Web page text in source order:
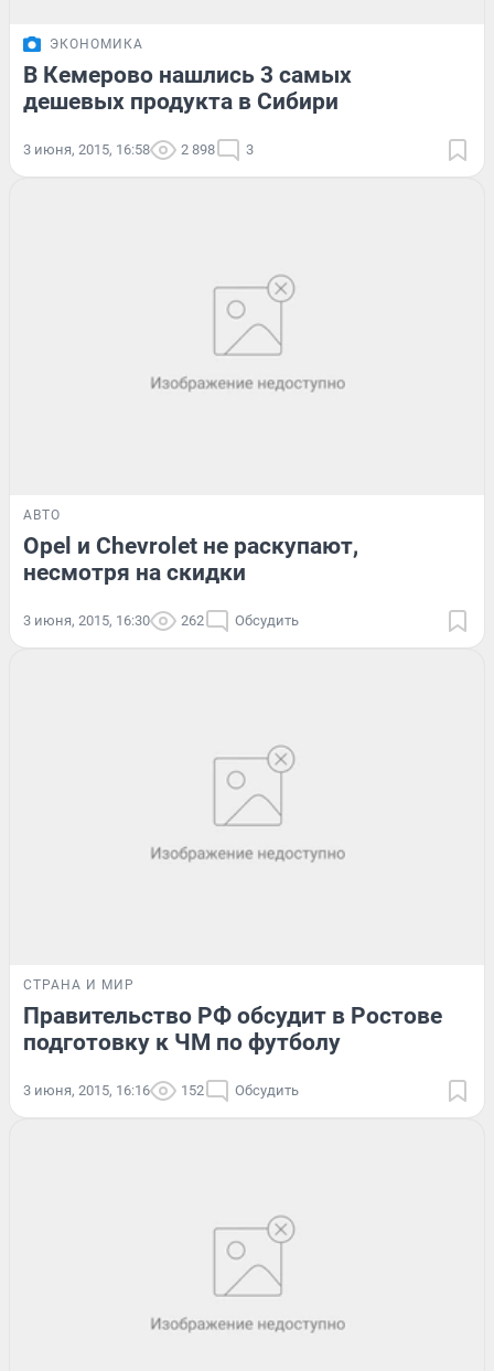
ЭКОНОМИКА
В Кемерово нашлись 3 самых
дешевых продукта в Сибири
3 июня, 2015, 16:58 2 898 3
АВТО
Opel и Chevrolet не раскупают,
несмотря на скидки
3 июня, 2015, 16:30 262 Обсудить
СТРАНА И МИР
Правительство РФ обсудит в Ростове
подготовку к ЧМ по футболу
3 июня, 2015, 16:16 152 Обсудить